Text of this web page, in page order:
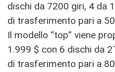
dischi da 7200 giri, 4 da
di trasferimento pari a
Il modello “top” viene
1.999 $ con 6 dischi da
di trasferimento pari a